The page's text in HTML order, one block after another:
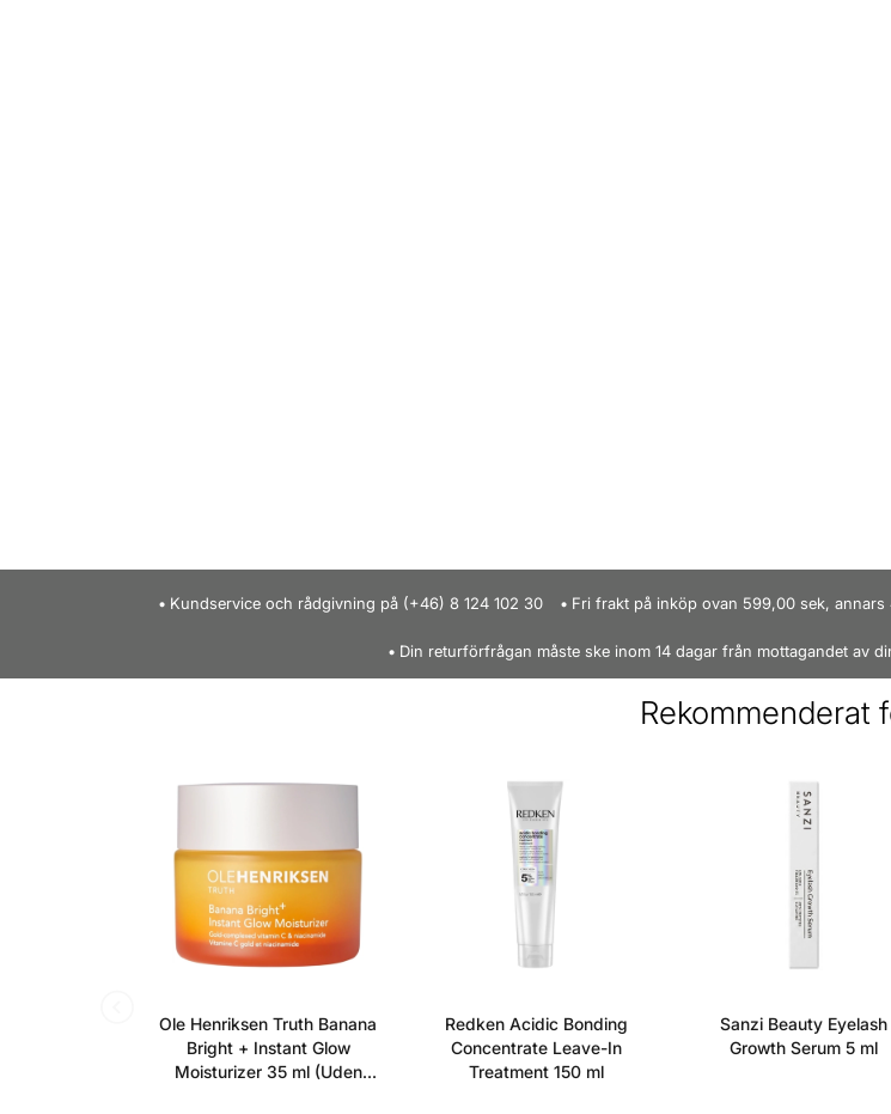
Kundservice och rådgivning på (+46) 8 124 102 30 Fri frakt på inköp ovan 599,00 sek, annars
Din returförfrågan måste ske inom 14 dagar från mottagandet av
Rekommenderat
Ole Henriksen Truth Banana
Bright + Instant Glow
Moisturizer 35 ml (Uden
Redken Acidic Bonding
Concentrate Leave-In
Treatment 150 ml
Sanzi Beauty Eyelash
Growth Serum 5 ml